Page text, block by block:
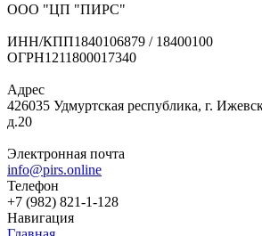
ООО "ЦП "ПИРС"
ИНН/КПП1840106879 / 18400100
ОГРН1211800017340
Адрес
426035 Удмуртская республика, г.
д.20
Электронная почта
info@pirs.online
Телефон
+7 (982) 821-1-128
Навигация